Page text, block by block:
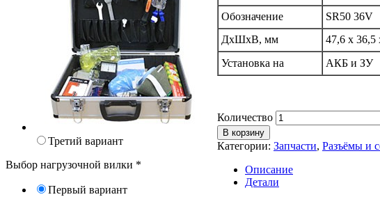
Обозначение
SR50 36V
ДхШхВ, мм
47,6 х 36,5
Установка на
АКБ и ЗУ
Количество
В корзину
Категории: Запчасти, Разъёмы и
Описание
Детали
Третий вариант
Выбор нагрузочной вилки *
Первый вариант